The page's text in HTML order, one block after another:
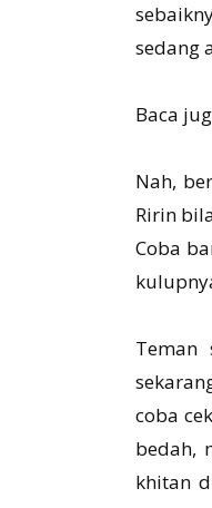
sedang
Baca
Nah,
Ririn
Coba
Teman
coba
bedah,
khitan